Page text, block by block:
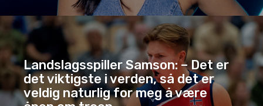
Landslagsspiller Samson: – Det er
det viktigste i verden, så det er
veldig naturlig for meg å være